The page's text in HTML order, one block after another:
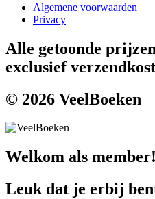
Algemene voorwaarden
Privacy
Alle getoonde
exclusief
© 2026 VeelBoeken
Welkom als member!
Leuk dat je erbij